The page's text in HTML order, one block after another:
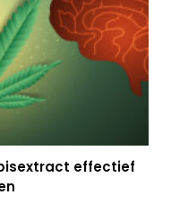
effectief